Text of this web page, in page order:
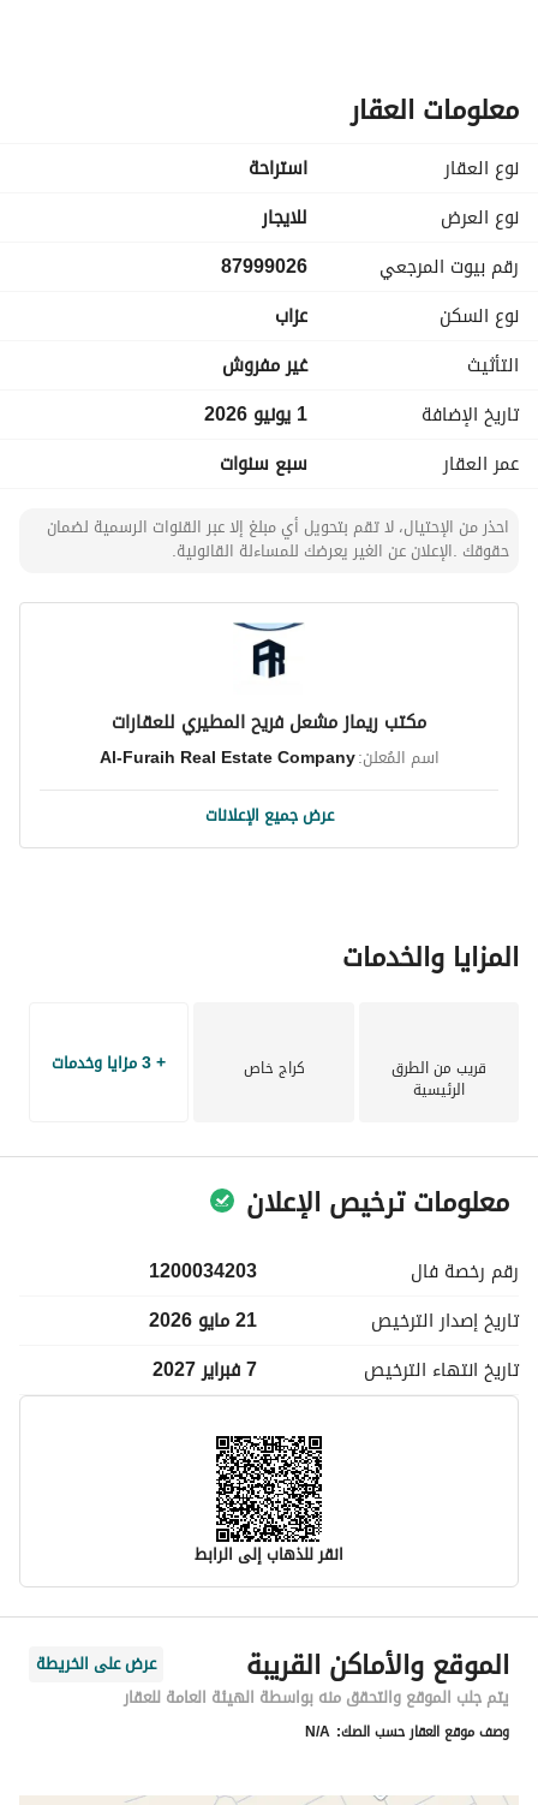
- مدخل سيارة
المميزات:
- عمر العقار 7 سنوات
- تشطيب جديد
- موقع مميز في شرق الرياض
- قريبة من جميع الخدمات والطرق الرئيسية
السعر: 3700 ريال / شهري ( شامل المياه و الكهرباء )
45,000 ريال / دفعتين ( شامل المياه و الكهرباء )
- استراحة 5
-----------------
الـــفـــريـــح للــــعـــقـــارات
معلومات العقار
نوع العقار
استراحة
نوع العرض
للايجار
رقم بيوت المرجعي
87999026
نوع السكن
عزاب
التأثيث
غير مفروش
تاريخ الإضافة
1 يونيو 2026
عمر العقار
سبع سنوات
احذر من الإحتيال، لا تقم بتحويل أي مبلغ إلا عبر القنوات الرسمية لضمان
حقوقك .الإعلان عن الغير يعرضك للمساءلة القانونية.
مكتب ريماز مشعل فريح المطيري للعقارات
اسم المُعلن:Al-Furaih Real Estate Company
عرض جميع الإعلانات
المزايا والخدمات
قريب من الطرق
الرئيسية
كراج خاص + 3 مزايا وخدمات
معلومات ترخيص الإعلان
رقم رخصة فال
1200034203
تاريخ إصدار الترخيص
21 مايو 2026
تاريخ انتهاء الترخيص 7 فبراير 2027
انقر للذهاب إلى الرابط
معلومات مسؤول الإعلان
اسم المسؤول
ريماز مشعل فريح المطيري
رقم المسؤول
0594100564
الموقع والأماكن القريبة
عرض على الخريطة
يتم جلب الموقع والتحقق منه بواسطة الهيئة العامة للعقار
وصف موقع العقار حسب الصك: N/A